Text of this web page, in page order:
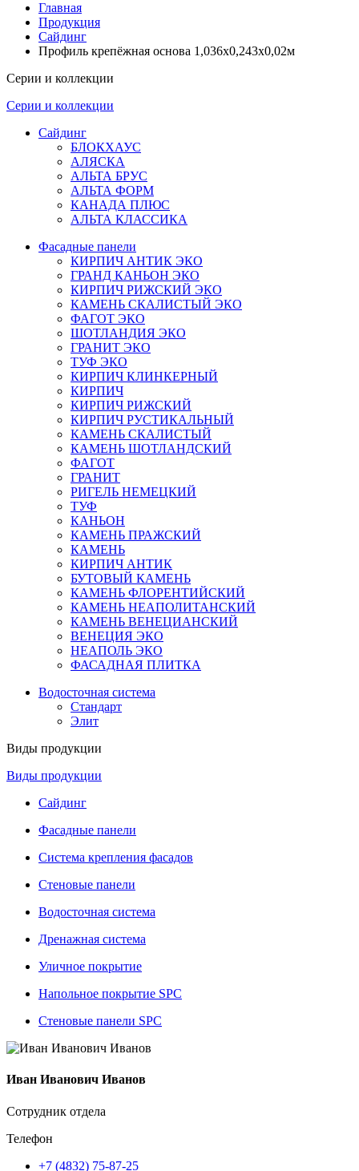
Главная
Продукция
Сайдинг
Профиль крепёжная основа 1,036х0,243х0,02м
Серии и коллекции
Серии и коллекции
Сайдинг
БЛОКХАУС
АЛЯСКА
АЛЬТА БРУС
АЛЬТА ФОРМ
КАНАДА ПЛЮС
АЛЬТА КЛАССИКА
Фасадные панели
КИРПИЧ АНТИК ЭКО
ГРАНД КАНЬОН ЭКО
КИРПИЧ РИЖСКИЙ ЭКО
КАМЕНЬ СКАЛИСТЫЙ ЭКО
ФАГОТ ЭКО
ШОТЛАНДИЯ ЭКО
ГРАНИТ ЭКО
ТУФ ЭКО
КИРПИЧ КЛИНКЕРНЫЙ
КИРПИЧ
КИРПИЧ РИЖСКИЙ
КИРПИЧ РУСТИКАЛЬНЫЙ
КАМЕНЬ СКАЛИСТЫЙ
КАМЕНЬ ШОТЛАНДСКИЙ
ФАГОТ
ГРАНИТ
РИГЕЛЬ НЕМЕЦКИЙ
ТУФ
КАНЬОН
КАМЕНЬ ПРАЖСКИЙ
КАМЕНЬ
КИРПИЧ АНТИК
БУТОВЫЙ КАМЕНЬ
КАМЕНЬ ФЛОРЕНТИЙСКИЙ
КАМЕНЬ НЕАПОЛИТАНСКИЙ
КАМЕНЬ ВЕНЕЦИАНСКИЙ
ВЕНЕЦИЯ ЭКО
НЕАПОЛЬ ЭКО
ФАСАДНАЯ ПЛИТКА
Водосточная система
Стандарт
Элит
Виды продукции
Виды продукции
Сайдинг
Фасадные панели
Система крепления фасадов
Стеновые панели
Водосточная система
Дренажная система
Уличное покрытие
Напольное покрытие SPC
Стеновые панели SPC
Иван Иванович Иванов
Сотрудник отдела
Телефон
+7 (4832) 75-87-25